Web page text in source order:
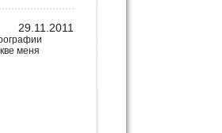
29.11.2011
меня